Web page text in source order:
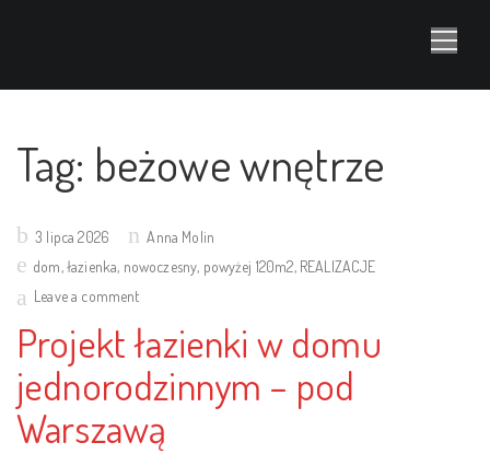
Tag: beżowe wnętrze
Posted3 lipca 2026
Anna Molin
dom,łazienka, nowoczesny, powyżej 120m2, REALIZACJE
Leave a comment
Projekt łazienki w domu
jednorodzinnym – pod
Warszawą